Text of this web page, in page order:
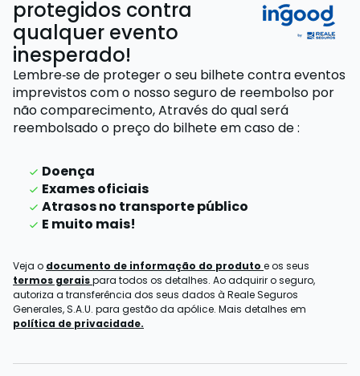
protegidos contra
qualquer evento
inesperado!
Lembre‑se de proteger o seu bilhete contra eventos
imprevistos com o nosso seguro de reembolso por
não comparecimento,Através do qual será
reembolsado o preço do bilheteem caso de:
Doença
Exames oficiais
Atrasos no transporte público
E muito mais!
Veja o documento de informação do produto e os seus
termos geraispara todos os detalhes. Ao adquirir o seguro,
autoriza a transferência dos seus dados à Reale Seguros
Generales, S.A.U. para gestão da apólice. Mais detalhes em
política de privacidade.